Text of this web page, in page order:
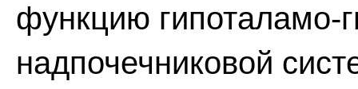
функцию гипоталамо-
надпочечниковой